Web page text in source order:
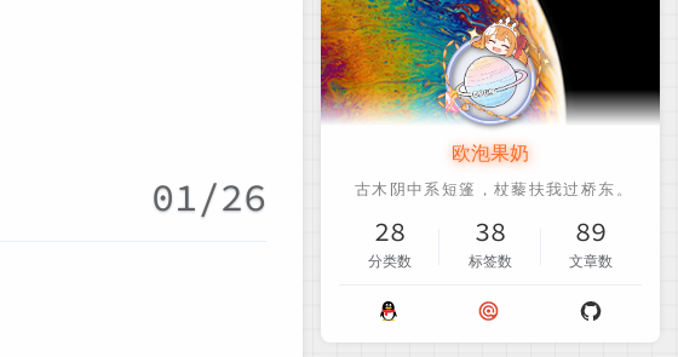
01/26
欧泡果奶
28
分类数
38
标签数
89
文章数